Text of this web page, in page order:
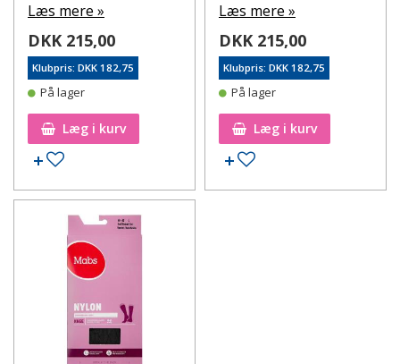
Læs mere »
DKK 215,00
Klubpris: DKK 182,75
På lager
Læg i kurv
Tilføj til ønskeseddel
Læs mere »
DKK 215,00
Klubpris: DKK 182,75
På lager
Læg i kurv
Tilføj til ønskeseddel